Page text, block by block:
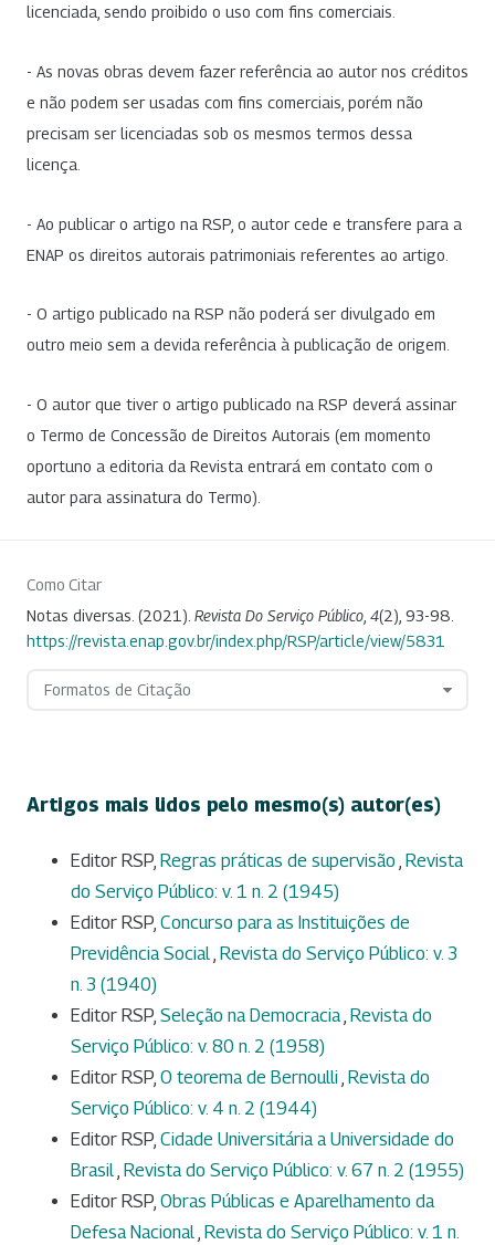
licenciada, sendo proibido o uso com fins comerciais.
- As novas obras devem fazer referência ao autor nos créditos
e não podem ser usadas com fins comerciais, porém não
precisam ser licenciadas sob os mesmos termos dessa
licença.
- Ao publicar o artigo na RSP, o autor cede e transfere para a
ENAP os direitos autorais patrimoniais referentes ao artigo.
- O artigo publicado na RSP não poderá ser divulgado em
outro meio sem a devida referência à publicação de origem.
- O autor que tiver o artigo publicado na RSP deverá assinar
o Termo de Concessão de Direitos Autorais (em momento
oportuno a editoria da Revista entrará em contato com o
autor para assinatura do Termo).
Como Citar
Notas diversas. (2021). Revista Do Serviço Público 4(2), 93-98.
https://revista.enap.gov.br/index.php/RSP/article/view/5831
Formatos de Citação
Artigos mais lidos pelo mesmo(s) autor(es)
Editor RSP, Regras práticas de supervisão , Revista
do Serviço Público: v. 1 n. 2 (1945)
Editor RSP, Concurso para as Instituições de
Previdência Social, Revista do Serviço Público: v. 3
n. 3 (1940)
Editor RSP, Seleção na Democracia, Revista do
Serviço Público: v. 80 n. 2 (1958)
Editor RSP, O teorema de Bernoulli, Revista do
Serviço Público: v. 4 n. 2 (1944)
Editor RSP, Cidade Universitária a Universidade do
Brasil, Revista do Serviço Público: v. 67 n. 2 (1955)
Editor RSP, Obras Públicas e Aparelhamento da
Defesa Nacional, Revista do Serviço Público: v. 1 n.